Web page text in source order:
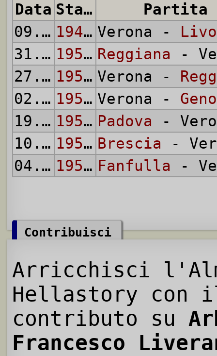
Data Stagione
Partita
09.04.
1950
1949/50 Verona -
31.12.
1950
1950/51 Reggiana -
27.05.
1951
1950/51 Verona -
02.03.
1952
1951/52 Verona -
19.04.
1953
1952/53 Padova -
10.01.
1954
1953/54 Brescia -
04.04.
1954
1953/54 Fanfulla -
Contribuisci
Arricchisci
Hellastory con
contributo su
Francesco